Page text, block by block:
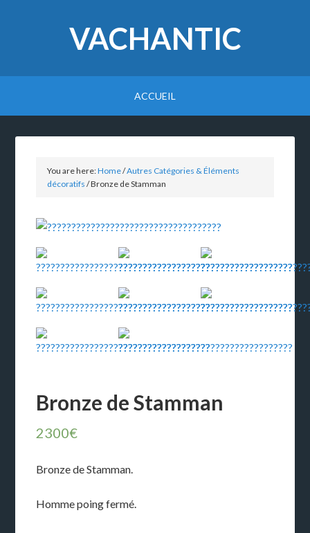
VACHANTIC
ACCUEIL
You are here:Home/Autres Catégories & Éléments
décoratifs /Bronze de Stamman
Bronze de Stamman
2300€
Bronze de Stamman.
Homme poing fermé.